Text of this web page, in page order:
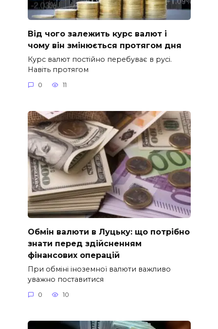
Від чого залежить курс валют і
чому він змінюється протягом дня
Курс валют постійно перебуває в русі.
Навіть протягом
0 11
Обмін валюти в Луцьку: що потрібно
знати перед здійсненням
фінансових операцій
При обміні іноземної валюти важливо
уважно поставитися
0 10